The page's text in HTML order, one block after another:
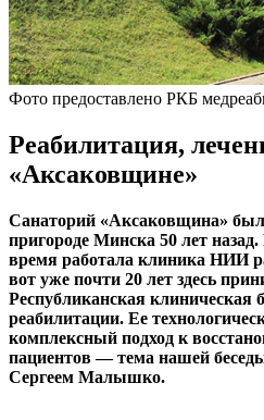
Фото предоставлено РКБ
Реабилитация,
«Аксаковщине»
Санаторий «Аксаковщина»
пригороде Минска 50 лет назад.
время работала клиника НИИ
вот уже почти 20 лет здесь
Республиканская клиническая
реабилитации. Ее
комплексный подход к
пациентов — тема нашей
Сергеем Малышко.